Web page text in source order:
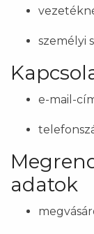
személyi
e-mail-
adatok